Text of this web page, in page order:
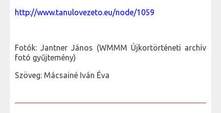
http://www.tanulovezeto.eu/node/1059
Fotók: Jantner János (WMMM Újkortörténeti archív
fotó gyűjtemény)
Szöveg: Mácsainé Iván Éva